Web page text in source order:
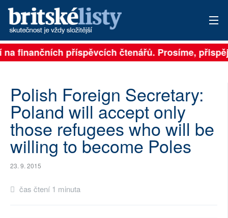
PŘIHLÁSIT
ARCHIV
ROZHOVORY
TÉMATA
NEJČTENĚJŠÍ ZA 7 DNÍ
AUTOŘI
finančních příspěvcích čtenářů. Prosíme,
Polish Foreign Secretary:
Poland will accept only
those refugees who will be
willing to become Poles
23. 9. 2015
čas čtení 1 minuta